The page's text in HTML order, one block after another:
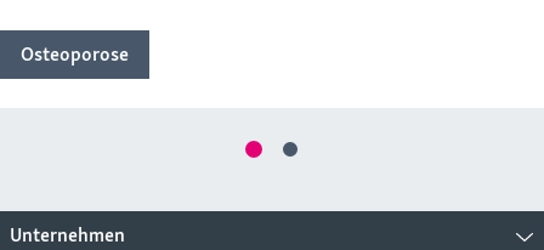
Osteoporose
Unternehmen